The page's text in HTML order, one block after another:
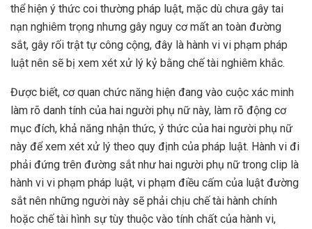
thể hiện ý thức coi thường pháp luật, mặc dù chưa gây tai
nạn nghiêm trọng nhưng gây nguy cơ mất an toàn đường
sắt, gây rối trật tự công cộng, đây là hành vi vi phạm pháp
luật nên sẽ bị xem xét xử lý kỷ bằng chế tài nghiêm khắc.
Được biết, cơ quan chức năng hiện đang vào cuộc xác minh
làm rõ danh tính của hai người phụ nữ này, làm rõ động cơ
mục đích, khả năng nhận thức, ý thức của hai người phụ nữ
này để xem xét xử lý theo quy định của pháp luật. Hành vi đi
phải đứng trên đường sắt như hai người phụ nữ trong clip là
hành vi vi phạm pháp luật, vi phạm điều cấm của luật đường
sắt nên những người này sẽ phải chịu chế tài hành chính
hoặc chế tài hình sự tùy thuộc vào tính chất của hành vi,